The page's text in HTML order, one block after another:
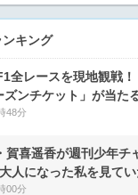
キング
全レースを現地観戦
ズンチケット」が当た
48分
賀喜遥香が週刊少年チ
人になった私を見てい
00分